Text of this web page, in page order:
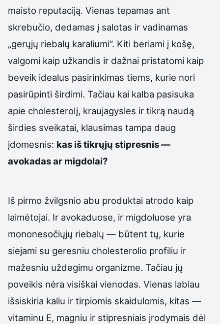
maisto reputaciją. Vienas tepamas ant
skrebučio, dedamas į salotas ir vadinamas
„gerųjų riebalų karaliumi“. Kiti beriami į košę,
valgomi kaip užkandis ir dažnai pristatomi kaip
beveik idealus pasirinkimas tiems, kurie nori
pasirūpinti širdimi. Tačiau kai kalba pasisuka
apie cholesterolį, kraujagysles ir tikrą naudą
širdies sveikatai, klausimas tampa daug
įdomesnis: kas iš tikrųjų stipresnis —
avokadas ar migdolai?
Iš pirmo žvilgsnio abu produktai atrodo kaip
laimėtojai. Ir avokaduose, ir migdoluose yra
mononesočiųjų riebalų — būtent tų, kurie
siejami su geresniu cholesterolio profiliu ir
mažesniu uždegimu organizme. Tačiau jų
poveikis nėra visiškai vienodas. Vienas labiau
išsiskiria kaliu ir tirpiomis skaidulomis, kitas —
vitaminu E, magniu ir stipresniais įrodymais dėl